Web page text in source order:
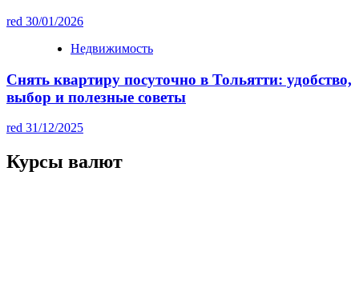
red 30/01/2026
Недвижимость
Снять квартиру посуточно в Тольятти: удобство,
выбор и полезные советы
red 31/12/2025
Курсы валют